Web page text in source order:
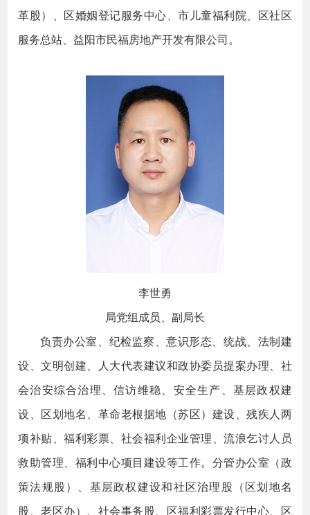
革股）、区婚姻登记服务中心、市儿童福利院、区社区
服务总站、益阳市民福房地产开发有限公司。
李世勇
局党组成员、副局长
负责办公室、纪检监察、意识形态、统战、法制建
设、文明创建、人大代表建议和政协委员提案办理、社
会治安综合治理、信访维稳、安全生产、基层政权建
设、区划地名、革命老根据地（苏区）建设、残疾人两
项补贴、福利彩票、社会福利企业管理、流浪乞讨人员
救助管理、福利中心项目建设等工作。分管办公室（政
策法规股）、基层政权建设和社区治理股（区划地名
股、老区办）、社会事务股、区福利彩票发行中心、区